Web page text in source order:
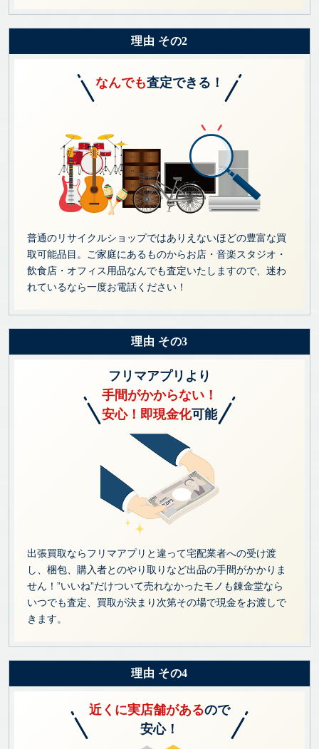
理由 その2
なんでも査定できる！
普通のリサイクルショップではありえないほどの豊富な買
取可能品目。ご家庭にあるものからお店・音楽スタジオ・
飲食店・オフィス用品なんでも査定いたしますので、迷わ
れているなら一度お電話ください！
理由 その3
フリマアプリより
手間がかからない！
安心！即現金化可能
出張買取ならフリマアプリと違って宅配業者への受け渡
し、梱包、購入者とのやり取りなど出品の手間がかかりま
せん！”いいね”だけついて売れなかったモノも錬金堂なら
いつでも査定、買取が決まり次第その場で現金をお渡しで
きます。
理由 その4
近くに実店舗があるので
安心！